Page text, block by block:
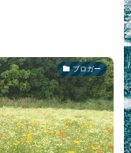
ブロガー